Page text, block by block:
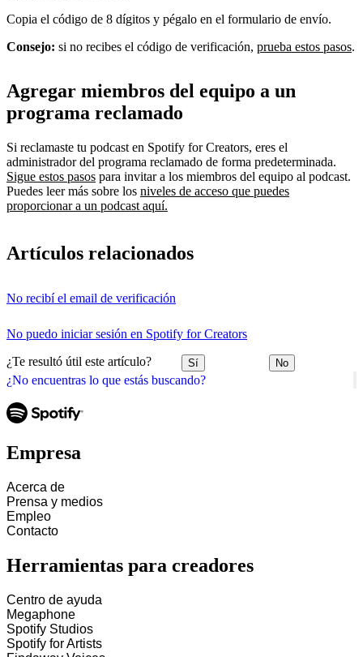
¿No encuentras lo que estás buscando?
Copia el código de 8 dígitos y pégalo en el formulario de envío.
Consejo: si no recibes el código de verificación, prueba estos pasos.
Agregar miembros del equipo a un
programa reclamado
Si reclamaste tu podcast en Spotify for Creators, eres el
administrador del programa reclamado de forma predeterminada.
Sigue estos pasos para invitar a los miembros del equipo al podcast.
Puedes leer más sobre los niveles de acceso que puedes
proporcionar a un podcast aquí.
Artículos relacionados
No recibí el email de verificación
No puedo iniciar sesión en Spotify for Creators
¿Te resultó útil este artículo? Sí No
Empresa
Acerca de
Prensa y medios
Empleo
Contacto
Herramientas para creadores
Centro de ayuda
Megaphone
Spotify Studios
Spotify for Artists